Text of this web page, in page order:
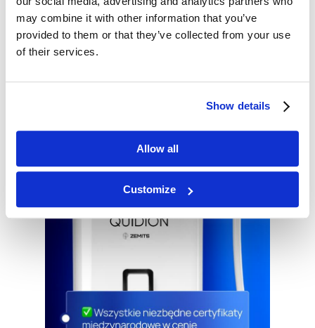
may combine it with other information that you’ve
provided to them or that they’ve collected from your use
of their services.
Show details
Allow all
Customize